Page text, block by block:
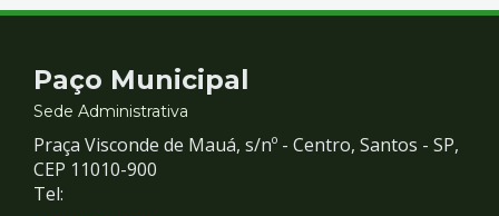
Contato
e
Redes
Paço Municipal
Sede Administrativa
Praça Visconde de Mauá, s/nº - Centro, Santos - SP,
CEP 11010-900
Tel: